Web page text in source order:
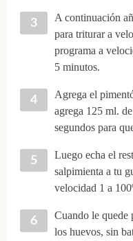
A continuación
para triturar a
programa a
5 minutos.
Agrega el
agrega 125 ml.
segundos para
Luego echa el
salpimienta a tu
velocidad 1 a
Cuando le quede
los huevos, sin